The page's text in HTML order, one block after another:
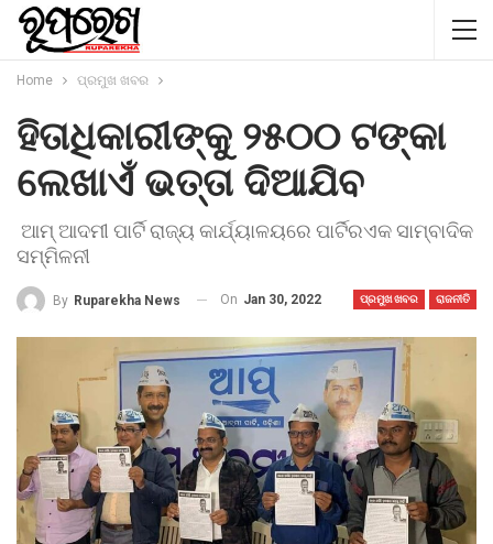
Home ପ୍ରମୁଖ ଖବର
ହିତାଧିକାରୀଙ୍କୁ ୨୫୦୦ ଟଙ୍କା
ଲେଖାଏଁ ଭତ୍ତା ଦିଆଯିବ
ଆମ୍ ଆଦମୀ ପାର୍ଟି ରାଜ୍ୟ କାର୍ଯ୍ୟାଳୟରେ ପାର୍ଟିରଏକ ସାମ୍ବାଦିକ
ସମ୍ମିଳନୀ
ପ୍ରମୁଖ ଖବର ରାଜନୀତି
By Ruparekha News On Jan 30, 2022